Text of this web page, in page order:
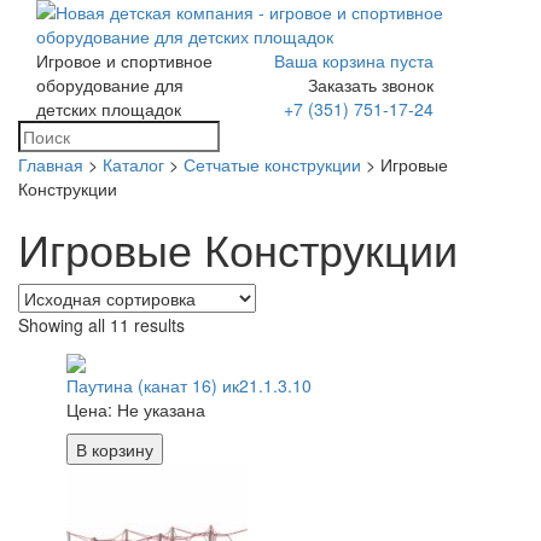
Игровое и спортивное
оборудование для
детских площадок
Ваша корзина пуста
Заказать звонок
+7 (351) 751-17-24
Главная > Каталог > Сетчатые конструкции > Игровые
Конструкции
Игровые Конструкции
Showing all 11 results
Паутина (канат 16) ик21.1.3.10
Цена: Не указана
В корзину